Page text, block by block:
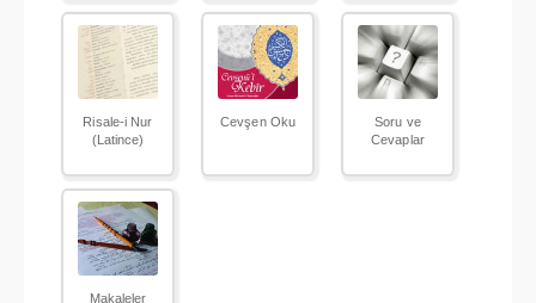
Risale-i Nur
(Latince)
Cevşen Oku
Soru ve
Cevaplar
Makaleler